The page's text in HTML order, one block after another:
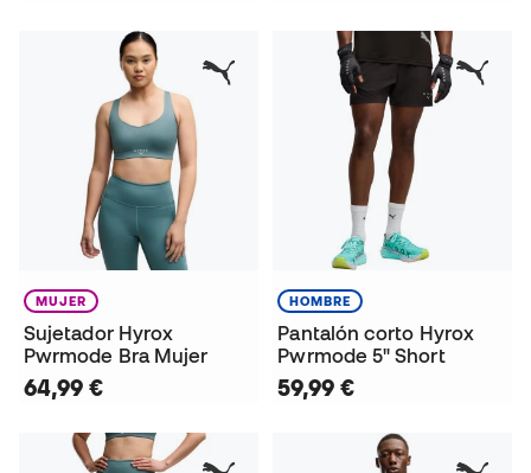
MUJER
Sujetador Hyrox
Pwrmode Bra Mujer
64,99 €
HOMBRE
Pantalón corto Hyrox
Pwrmode 5" Short
59,99 €